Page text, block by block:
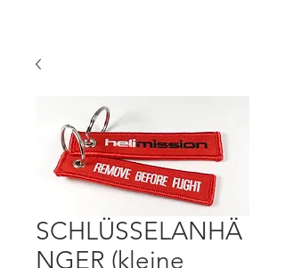
SCHLÜSSELANHÄ
NGER (kleine